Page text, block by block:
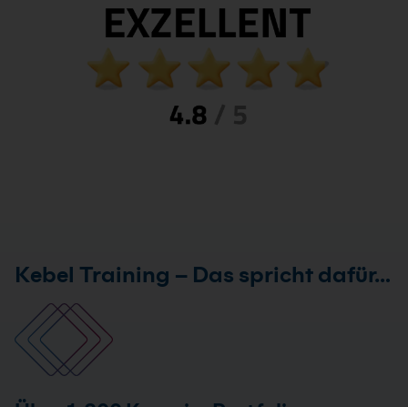
Kebel Training – Das spricht dafür…